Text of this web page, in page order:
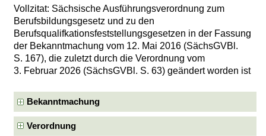
Vollzitat: Sächsische Ausführungsverordnung zum
Berufsbildungsgesetz und zu den
Berufsqualifkationsfeststellungsgesetzen in der Fassung
der Bekanntmachung vom 12. Mai 2016 (SächsGVBl.
S. 167), die zuletzt durch die Verordnung vom
3. Februar 2026 (SächsGVBl. S. 63) geändert worden ist
Bekanntmachung
Verordnung